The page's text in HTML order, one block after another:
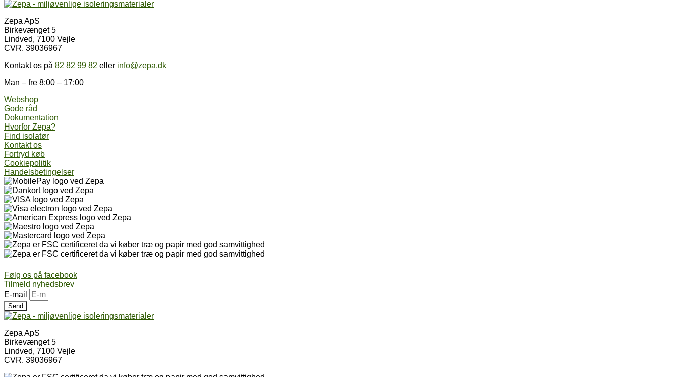
kr. 622,50
har
Mulighederne
kan
på
varesiden
Zepa ApS
Birkevænget 5
Lindved, 7100 Vejle
CVR. 39036967
Kontakt os på 82 82 99 82 eller info@zepa.dk
Man – fre 8:00 – 17:00
Webshop
Gode råd
Dokumentation
Hvorfor Zepa?
Find isolatør
Kontakt os
Fortryd køb
Cookiepolitik
Handelsbetingelser
Følg os på facebook
Tilmeld nyhedsbrev
E-mail
Send
Zepa ApS
Birkevænget 5
Lindved, 7100 Vejle
CVR. 39036967